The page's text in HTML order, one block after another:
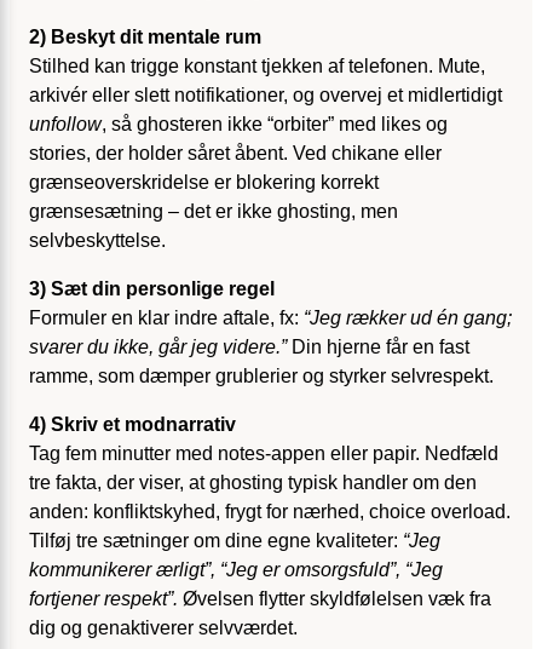
2) Beskyt dit mentale rum
Stilhed kan trigge konstant tjekken af telefonen. Mute,
arkivér eller slett notifikationer, og overvej et midlertidigt
unfollow, så ghosteren ikke “orbiter” med likes og
stories, der holder såret åbent. Ved chikane eller
grænseoverskridelse er blokering korrekt
grænsesætning – det er ikke ghosting, men
selvbeskyttelse.
3) Sæt din personlige regel
Formuler en klar indre aftale, fx: “Jeg rækker ud én gang;
svarer du ikke, går jeg videre.”Din hjerne får en fast
ramme, som dæmper grublerier og styrker selvrespekt.
4) Skriv et modnarrativ
Tag fem minutter med notes-appen eller papir. Nedfæld
tre fakta, der viser, at ghosting typisk handler om den
anden: konfliktskyhed, frygt for nærhed, choice overload.
Tilføj tre sætninger om dine egne kvaliteter: “Jeg
kommunikerer ærligt”, “Jeg er omsorgsfuld”, “Jeg
fortjener respekt”. Øvelsen flytter skyldfølelsen væk fra
dig og genaktiverer selvværdet.